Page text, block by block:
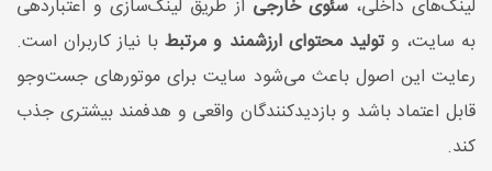
لینک‌های داخلی،سئوی خارجی از طریق لینک‌سازی و اعتباردهی
به سایت، وتولید محتوای ارزشمند و مرتبطبا نیاز کاربران است.
رعایت این اصول باعث می‌شود سایت برای موتورهای جست‌وجو
قابل اعتماد باشد و بازدیدکنندگان واقعی و هدفمند بیشتری جذب
کند.